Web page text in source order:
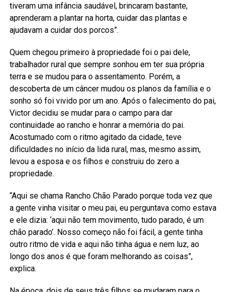
tiveram uma infância saudável, brincaram bastante,
aprenderam a plantar na horta, cuidar das plantas e
ajudavam a cuidar dos porcos”.
Quem chegou primeiro à propriedade foi o pai dele,
trabalhador rural que sempre sonhou em ter sua própria
terra e se mudou para o assentamento. Porém, a
descoberta de um câncer mudou os planos da família e o
sonho só foi vivido por um ano. Após o falecimento do pai,
Victor decidiu se mudar para o campo para dar
continuidade ao rancho e honrar a memória do pai.
Acostumado com o ritmo agitado da cidade, teve
dificuldades no início da lida rural, mas, mesmo assim,
levou a esposa e os filhos e construiu do zero a
propriedade.
“Aqui se chama Rancho Chão Parado porque toda vez que
a gente vinha visitar o meu pai, eu perguntava como estava
e ele dizia: ‘aqui não tem movimento, tudo parado, é um
chão parado’. Nosso começo não foi fácil, a gente tinha
outro ritmo de vida e aqui não tinha água e nem luz, ao
longo dos anos é que foram melhorando as coisas”,
explica.